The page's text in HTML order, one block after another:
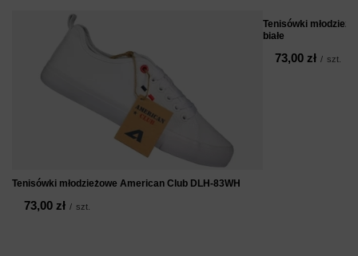
Tenisówki młodzieżowe American Club DLH-83WH
73,00 zł / szt.
Tenisówki
białe
73,00 zł / szt.